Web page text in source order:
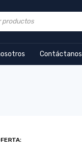
Contáctanos